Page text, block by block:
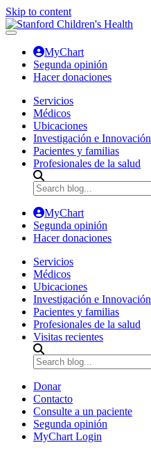
Skip to content
MyChart
Segunda opinión
Hacer donaciones
Servicios
Médicos
Ubicaciones
Investigación e Innovación
Pacientes y familias
Profesionales de la salud
MyChart
Segunda opinión
Hacer donaciones
Servicios
Médicos
Ubicaciones
Investigación e Innovación
Pacientes y familias
Profesionales de la salud
Visitas recientes
Donar
Contacto
Consulte a un paciente
Segunda opinión
MyChart Login